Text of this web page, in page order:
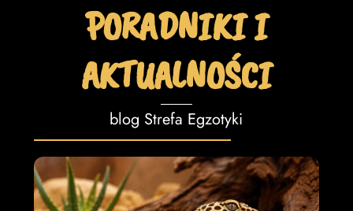
PORADNIKI I
AKTUALNOŚCI
blog Strefa Egzotyki